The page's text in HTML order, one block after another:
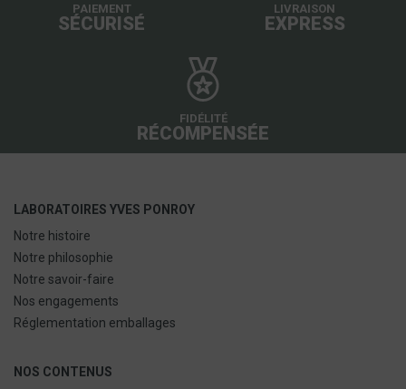
PAIEMENT
SÉCURISÉ
LIVRAISON
EXPRESS
FIDÉLITÉ
RÉCOMPENSÉE
LABORATOIRES YVES PONROY
Notre histoire
Notre philosophie
Notre savoir-faire
Nos engagements
Réglementation emballages
NOS CONTENUS